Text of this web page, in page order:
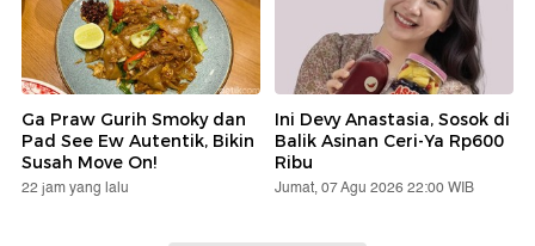
Ga Praw Gurih Smoky dan
Pad See Ew Autentik, Bikin
Susah Move On!
22 jam yang lalu
Ini Devy Anastasia, Sosok di
Balik Asinan Ceri-Ya Rp600
Ribu
Jumat, 07 Agu 2026 22:00 WIB